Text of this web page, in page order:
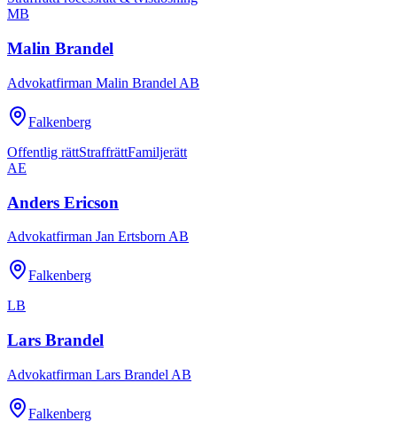
MB
Malin Brandel
Advokatfirman Malin Brandel AB
Falkenberg
Offentlig rättStraffrättFamiljerätt
AE
Anders Ericson
Advokatfirman Jan Ertsborn AB
Falkenberg
LB
Lars Brandel
Advokatfirman Lars Brandel AB
Falkenberg